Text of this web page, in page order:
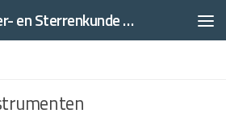
Vereniging voor Weer- en Sterrenkunde Thales